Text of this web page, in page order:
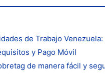
de Trabajo
y Pago Móvil
de manera fácil y